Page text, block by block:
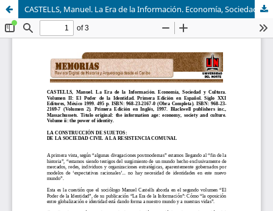
CASTELLS, Manuel. La Era de la Información. Economía, Sociedad y Cultura. Volumen II: El Poder de la Identidad. Primera Edición en Español. Siglo XXI Editores, México 1999. 495 p. ISBN: 968-23-2167-0 (Obra Completa). ISBN: 968-23-2169-7 (Volumen 2).